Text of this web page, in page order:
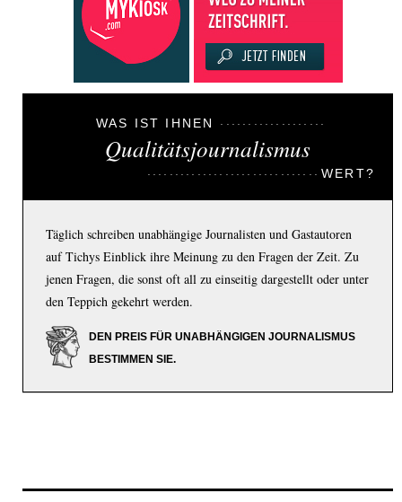
WAS IST IHNEN
Qualitätsjournalismus
WERT?
Täglich schreiben unabhängige Journalisten und Gastautoren
auf Tichys Einblick ihre Meinung zu den Fragen der Zeit. Zu
jenen Fragen, die sonst oft all zu einseitig dargestellt oder unter
den Teppich gekehrt werden.
DEN PREIS FÜR UNABHÄNGIGEN JOURNALISMUS
BESTIMMEN SIE.